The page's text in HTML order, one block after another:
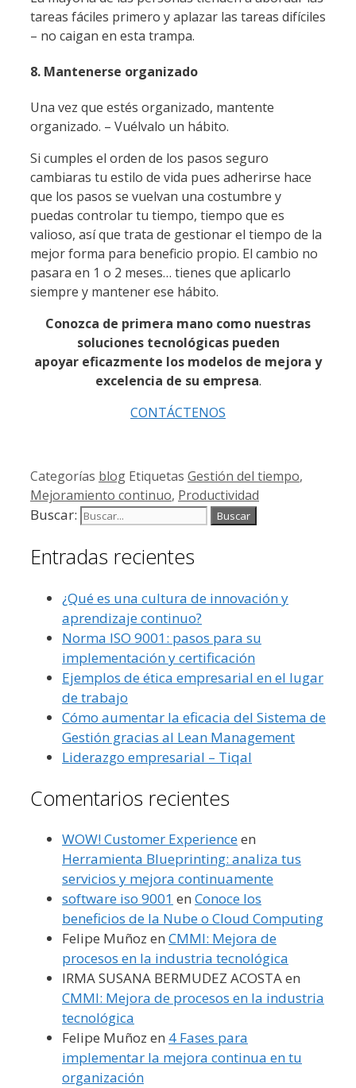
tareas fáciles primero y aplazar las tareas difíciles
– no caigan en esta trampa.
8. Mantenerse organizado
Una vez que estés organizado, mantente
organizado. – Vuélvalo un hábito.
Si cumples el orden de los pasos seguro
cambiaras tu estilo de vida pues adherirse hace
que los pasos se vuelvan una costumbre y
puedas controlar tu tiempo, tiempo que es
valioso, así que trata de gestionar el tiempo de la
mejor forma para beneficio propio. El cambio no
pasara en 1 o 2 meses… tienes que aplicarlo
siempre y mantener ese hábito.
Conozca de primera mano como nuestras
soluciones tecnológicas pueden
apoyar eficazmente los modelos de mejora y
excelencia de su empresa.
CONTÁCTENOS
Categorías blog Etiquetas Gestión del tiempo,
Mejoramiento continuo, Productividad
Buscar:
Entradas recientes
¿Qué es una cultura de innovación y
aprendizaje continuo?
Norma ISO 9001: pasos para su
implementación y certificación
Ejemplos de ética empresarial en el lugar
de trabajo
Cómo aumentar la eficacia del Sistema de
Gestión gracias al Lean Management
Liderazgo empresarial – Tiqal
Comentarios recientes
WOW! Customer Experienceen
Herramienta Blueprinting: analiza tus
servicios y mejora continuamente
software iso 9001 en Conoce los
beneficios de la Nube o Cloud Computing
Felipe Muñoz en CMMI: Mejora de
procesos en la industria tecnológica
IRMA SUSANA BERMUDEZ ACOSTAen
CMMI: Mejora de procesos en la industria
tecnológica
Felipe Muñoz en 4 Fases para
implementar la mejora continua en tu
organización